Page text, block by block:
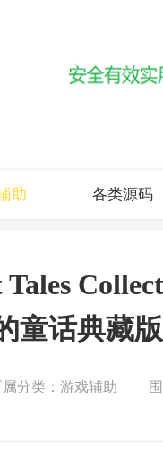
助 各类源码
Tales
童话典藏
属分类： 游戏辅助